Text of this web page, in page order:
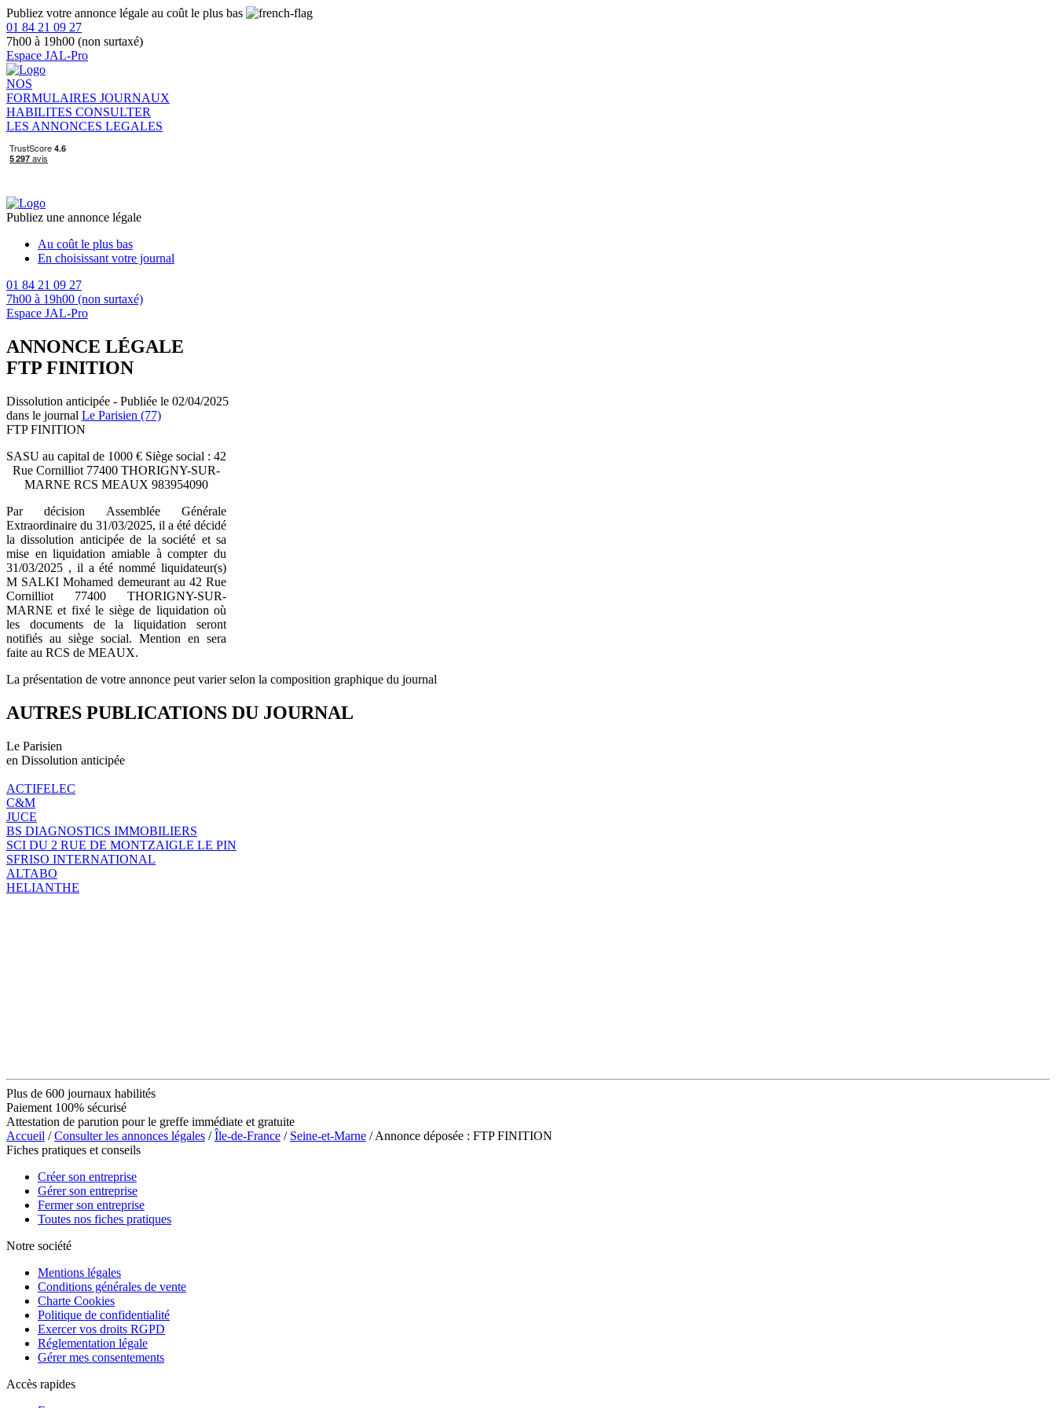
Publiez votre annonce légale au coût le plus bas
01 84 21 09 27
7h00 à 19h00 (non surtaxé)
Espace JAL-Pro
NOS
FORMULAIRES JOURNAUX
HABILITES CONSULTER
LES ANNONCES LEGALES
Publiez une annonce légale
Au coût le plus bas
En choisissant votre journal
01 84 21 09 27
7h00 à 19h00 (non surtaxé)
Espace JAL-Pro
ANNONCE LÉGALE
FTP FINITION
Dissolution anticipée - Publiée le 02/04/2025
dans le journal Le Parisien (77)
FTP FINITION
SASU au capital de 1000 € Siège social : 42
Rue Cornilliot 77400 THORIGNY-SUR-
MARNE RCS MEAUX 983954090
Par décision Assemblée Générale
Extraordinaire du 31/03/2025, il a été décidé
la dissolution anticipée de la société et sa
mise en liquidation amiable à compter du
31/03/2025 , il a été nommé liquidateur(s)
M SALKI Mohamed demeurant au 42 Rue
Cornilliot 77400 THORIGNY-SUR-
MARNE et fixé le siège de liquidation où
les documents de la liquidation seront
notifiés au siège social. Mention en sera
faite au RCS de MEAUX.
La présentation de votre annonce peut varier selon la composition graphique du journal
AUTRES PUBLICATIONS DU JOURNAL
Le Parisien
en Dissolution anticipée
ACTIFELEC
C&M
JUCE
BS DIAGNOSTICS IMMOBILIERS
SCI DU 2 RUE DE MONTZAIGLE LE PIN
SFRISO INTERNATIONAL
ALTABO
HELIANTHE
Plus de 600 journaux habilités
Paiement 100% sécurisé
Attestation de parution pour le greffe immédiate et gratuite
Accueil /Consulter les annonces légales /Île-de-France / Seine-et-Marne / Annonce déposée : FTP FINITION
Fiches pratiques et conseils
Créer son entreprise
Gérer son entreprise
Fermer son entreprise
Toutes nos fiches pratiques
Notre société
Mentions légales
Conditions générales de vente
Charte Cookies
Politique de confidentialité
Exercer vos droits RGPD
Réglementation légale
Gérer mes consentements
Accès rapides